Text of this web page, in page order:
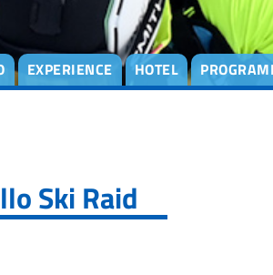
EXPERIENCE HOTEL
Ski Raid